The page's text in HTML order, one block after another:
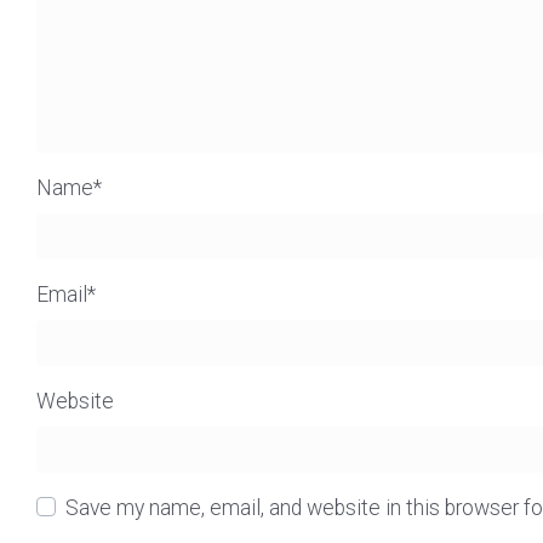
Name*
Email *
Website
Save my name, email, and website in this browser